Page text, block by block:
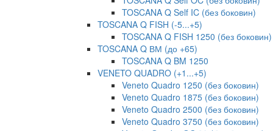
TOSCANA Q Self IC (без боковин)
TOSCANA Q FISH (-5...+5)
TOSCANA Q FISH 1250 (без боковин)
TOSCANA Q ВМ (до +65)
TOSCANA Q BM 1250
VENETO QUADRO (+1...+5)
Veneto Quadro 1250 (без боковин)
Veneto Quadro 1875 (без боковин)
Veneto Quadro 2500 (без боковин)
Veneto Quadro 3750 (без боковин)